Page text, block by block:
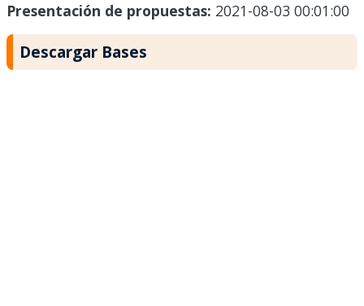
Presentación de propuestas: 2021-08-03 00:01:00
Descargar Bases